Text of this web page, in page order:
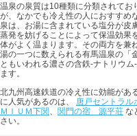
温泉の泉質は10種類に分類されて
が、なかでも冷え性の人におすすめ
泉は、お湯に含まれている塩分が皮
蒸発を妨げることによって保温効果
体がよく温まります。その両方を兼
湯の一つに数えられる有馬温泉の「
ともいわれる濃さの含鉄-ナトリウ
ます。
北九州高速鉄道の冷え性に効能があ
に人気があるのは、 唐戸セントラル
ＭＩＵＭ下関
関門の宿 源平荘 な
さい。